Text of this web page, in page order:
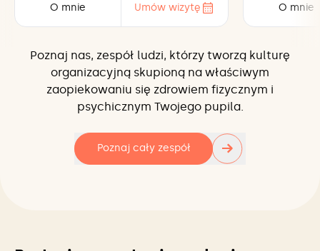
O mnie Umów wizytę O mnie
Poznaj nas, zespół ludzi, którzy tworzą kulturę
organizacyjną skupioną na właściwym
zaopiekowaniu się zdrowiem fizycznym i
psychicznym Twojego pupila.
Poznaj cały zespół →